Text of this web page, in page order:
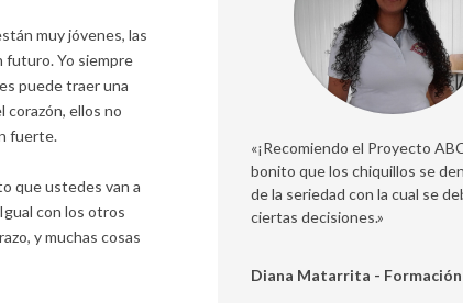
muy jóvenes, las
futuro. Yo siempre
puede traer una
corazón, ellos no
fuerte.
que ustedes van a
con los otros
y muchas cosas
«¡Recomiendo el Proyecto
bonito que los chiquillos se
de la seriedad con la cual se
ciertas decisiones.»
Diana Matarrita - Formación